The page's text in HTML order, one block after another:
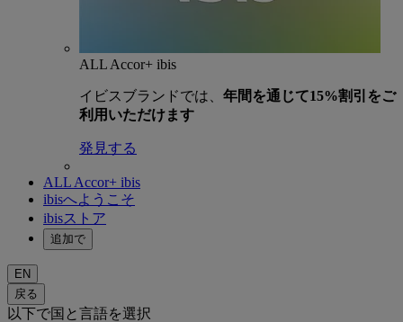
ALL Accor+ ibis
イビスブランドでは、 年間を通じて15%割引をご
利用いただけます
発見する
ALL Accor+ ibis
ibisへようこそ
ibisストア
追加で
EN
戻る
以下で国と言語を選択